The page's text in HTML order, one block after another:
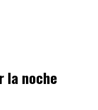
la noche